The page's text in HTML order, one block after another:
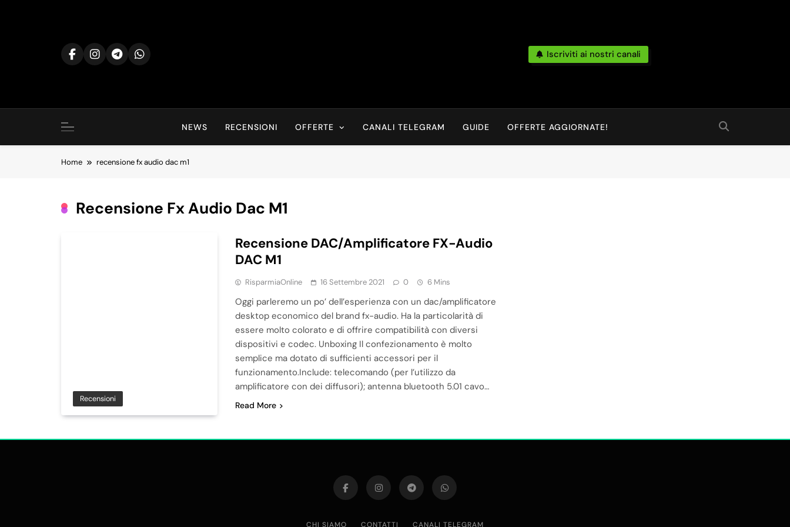
Risparmia Online
Iscriviti ai nostri canali
NEWS RECENSIONI OFFERTE CANALI TELEGRAM GUIDE OFFERTE AGGIORNATE!
Home recensione fx audio dac m1
Recensione Fx Audio Dac M1
Recensioni
Recensione DAC/Amplificatore FX-Audio
DAC M1
RisparmiaOnline 16 Settembre 2021 0 6 Mins
Oggi parleremo un po’ dell’esperienza con un dac/amplificatore
desktop economico del brand fx-audio. Ha la particolarità di
essere molto colorato e di offrire compatibilità con diversi
dispositivi e codec. Unboxing Il confezionamento è molto
semplice ma dotato di sufficienti accessori per il
funzionamento.Include: telecomando (per l’utilizzo da
amplificatore con dei diffusori); antenna bluetooth 5.01 cavo…
Read More
CHI SIAMO CONTATTI CANALI TELEGRAM